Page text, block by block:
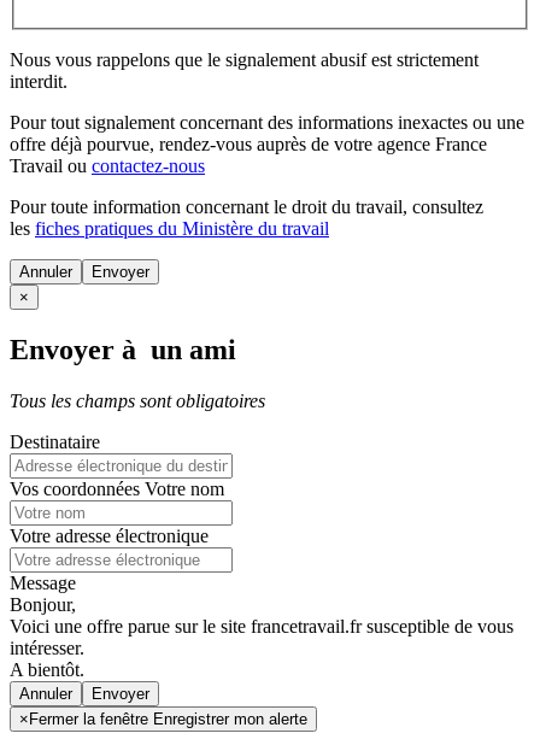
Nous vous rappelons que le signalement abusif est strictement
interdit.
Pour tout signalement concernant des informations inexactes ou une
offre déjà pourvue, rendez-vous auprès de votre agence France
Travail ou contactez-nous
Pour toute information concernant le droit du travail, consultez
les fiches pratiques du Ministère du travail
Annuler
×
Envoyer à un ami
Tous les champs sont obligatoires
Destinataire
Vos coordonnées Votre nom
Votre adresse électronique
Message
Bonjour,
Voici une offre parue sur le site francetravail.fr susceptible de vous
intéresser.
A bientôt.
Annuler
× Fermer la fenêtre Enregistrer mon alerte